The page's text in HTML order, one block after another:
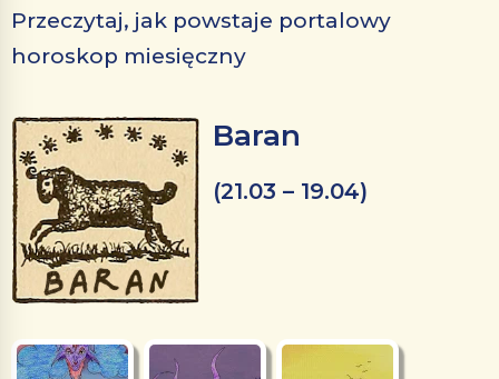
Przeczytaj, jak powstaje portalowy
horoskop miesięczny
Baran
(21.03 – 19.04)